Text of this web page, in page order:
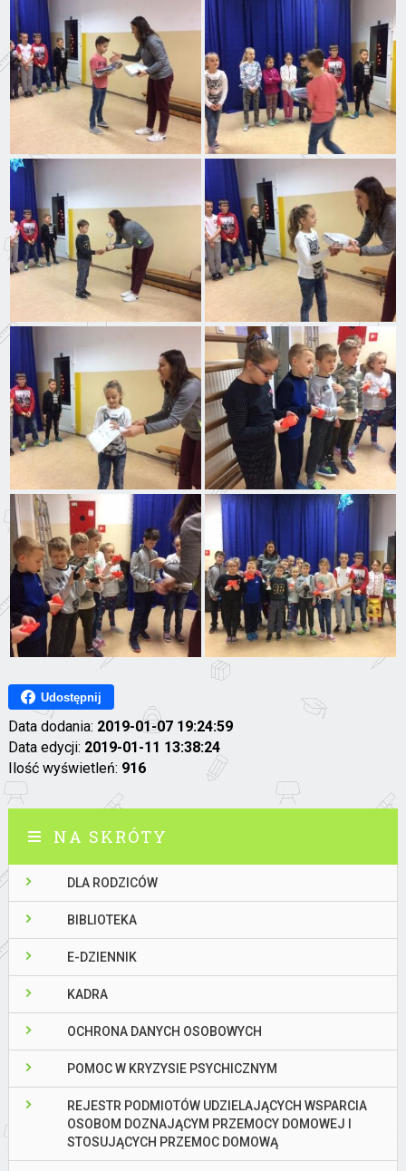
Udostępnij
Data dodania: 2019-01-07 19:24:59
Data edycji: 2019-01-11 13:38:24
Ilość wyświetleń: 916
NA SKRÓTY
DLA RODZICÓW
BIBLIOTEKA
E-DZIENNIK
KADRA
OCHRONA DANYCH OSOBOWYCH
POMOC W KRYZYSIE PSYCHICZNYM
REJESTR PODMIOTÓW UDZIELAJĄCYCH WSPARCIA
OSOBOM DOZNAJĄCYM PRZEMOCY DOMOWEJ I
STOSUJĄCYCH PRZEMOC DOMOWĄ